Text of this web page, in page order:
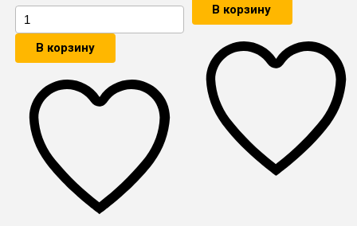
В корзину
В корзину